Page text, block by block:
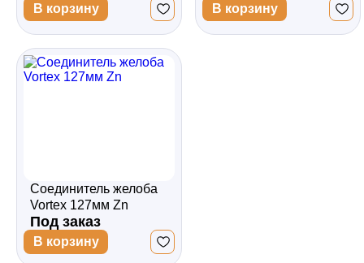
В корзину В корзину
Соединитель желоба
Vortex 127мм Zn
Под заказ
В корзину